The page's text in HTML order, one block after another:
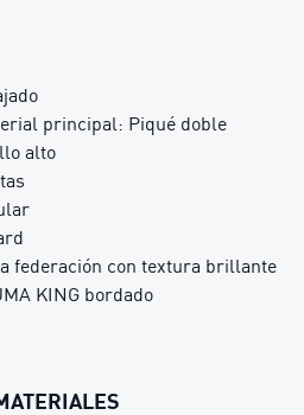
principal: Piqué doble
alto
federación con textura brillante
KING bordado